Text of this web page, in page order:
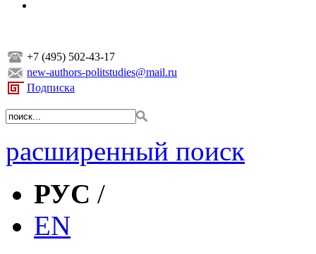
+7 (495) 502-43-17
new-authors-politstudies@mail.ru
Подписка
расширенный поиск
РУС /
EN